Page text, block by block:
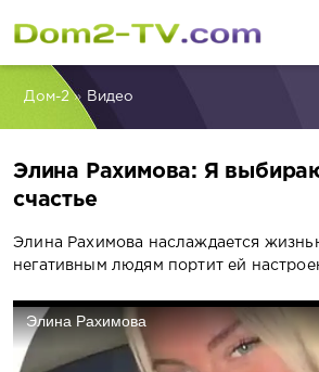
Дом-2» Видео
Элина Рахимова: Я
счастье
Элина Рахимова наслаждается
негативным людям портит ей